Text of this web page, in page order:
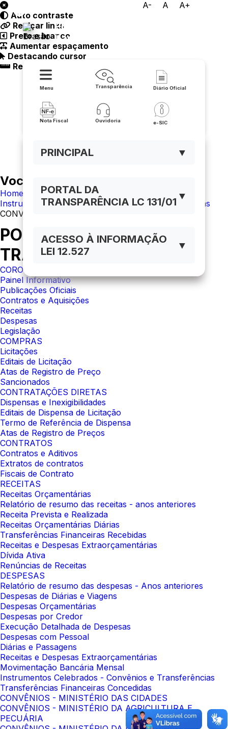
A- A A+
Prefeitura Municipal de
Itaguaçu da Bahia
Menu Transparência Diário Oficial
Nota Fiscal Ouvidoria e-SIC
PRINCIPAL ▼
PORTAL DA
TRANSPARÊNCIA LC 131/01 ▼
ACESSO À INFORMAÇÃO
LEI 12.527
▼
Auto contraste
Realçar links
Preto e branco
Aumentar espaçamento
Destacando cursor
Regua guia
Você está navegando em:
Home
Instrumentos celebrados - convênios e transferências
CONVÊNIOS - CODEVASF
PORTAL DA
TRANSPARÊNCIA
CORONAVÍRUS
Painel Informativo
Publicações Oficiais
Contratos e Aquisições
Receitas
Despesas
Legislação
COMPRAS
Licitações
Editais de Licitação
Atas de Registro de Preço
Sancionados
CONTRATAÇÕES DIRETAS
Dispensas e Inexigibilidades
Editais de Dispensa de Licitação
Termo de Referência de Dispensa
Atas de Registro de Preços
CONTRATOS
Contratos e Aditivos
Extratos de contratos
Fiscais de Contrato
RECEITAS
Receitas Orçamentárias
Relatório de resumo das receitas - anos anteriores
Receita Prevista e Realizada
Receitas Orçamentárias Diárias
Transferências Financeiras Recebidas
Receitas e Despesas Extraorçamentárias
Dívida Ativa
Renúncias de Receitas
DESPESAS
Relatório de resumo das despesas - Anos anteriores
Despesas de Diárias e Viagens
Despesas Orçamentárias
Despesas por Credor
Execução Detalhada de Despesas
Despesas com Pessoal
Diárias e Passagens
Receitas e Despesas Extraorçamentárias
Movimentação Bancária Mensal
Instrumentos Celebrados - Convênios e Transferências
Transferências Financeiras Concedidas
CONVÊNIOS - MINISTÉRIO DAS CIDADES
CONVÊNIOS - MINISTÉRIO DA AGRICULTURA E
PECUÁRIA